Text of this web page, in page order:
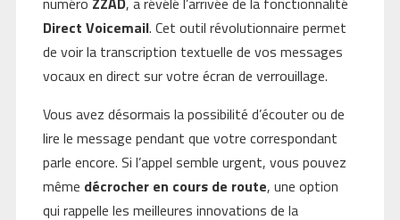
Direct Voicemail. Cet outil révolutionnaire permet
de voir la transcription textuelle de vos messages
vocaux en direct sur votre écran de verrouillage.
Vous avez désormais la possibilité d’écouter ou de
lire le message pendant que votre correspondant
parle encore. Si l’appel semble urgent, vous pouvez
même décrocher en cours de route, une option
qui rappelle les meilleures innovations de la